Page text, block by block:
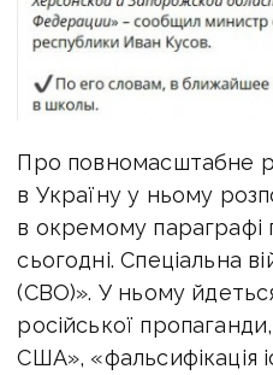
Про повномасштабне
в Україну у ньому
в окремому параграфі
сьогодні. Спеціальна
(СВО)». У ньому
російської
США», «фальсифікація